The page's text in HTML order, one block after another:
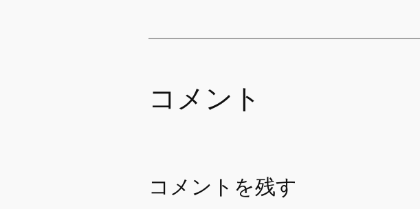
コメント
コメントを残す